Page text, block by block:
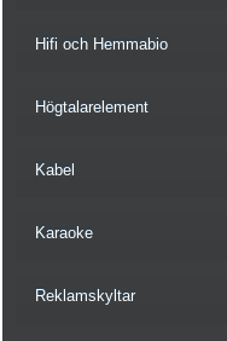
Hifi och Hemmabio
Högtalarelement
Kabel
Karaoke
Reklamskyltar